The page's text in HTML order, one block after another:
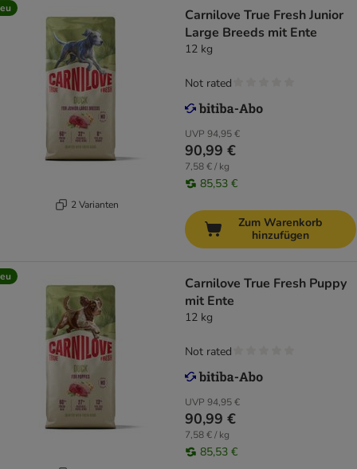
2 Varianten
Carnilove True Fresh Junior
Large Breeds mit Ente
12 kg
UVP 94,95 €
90,99 €
7,58 € / kg
85,53 €
Not rated
Zum Warenkorb
hinzufügen
Carnilove True Fresh Puppy
mit Ente
12 kg
UVP 94,95 €
90,99 €
7,58 € / kg
85,53 €
Not rated